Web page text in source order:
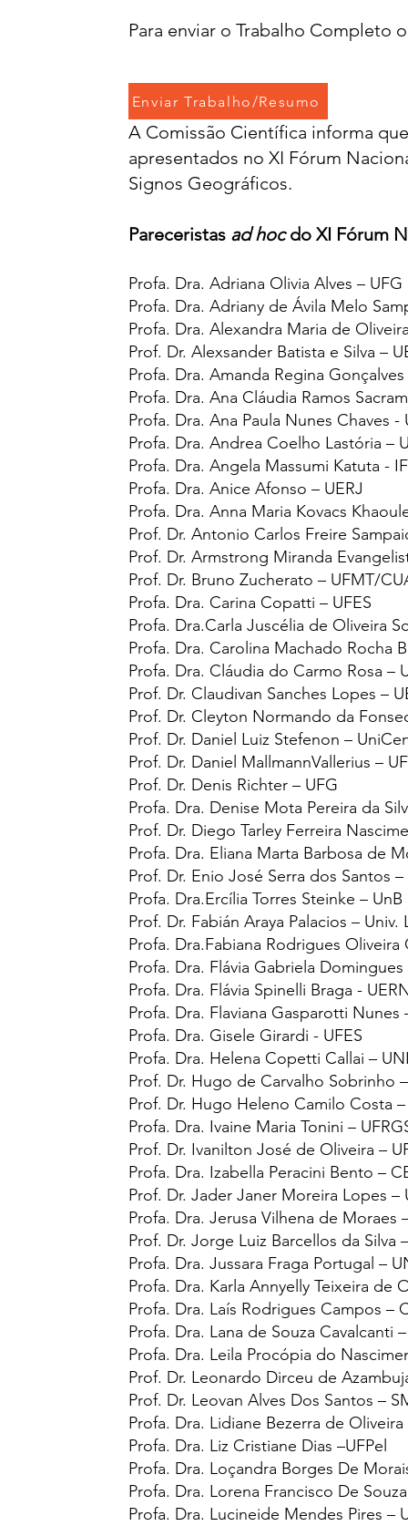
Para enviar o Trabalho Completo
A Comissão Científica informa
apresentados no XI Fórum
Signos Geográficos.
Pareceristas ad hocdo XI Fórum
Profa. Dra. Adriana Olivia Alves – UFG
Profa. Dra. Adriany de Ávila Melo
Profa. Dra. Alexandra Maria de
Prof. Dr. Alexsander Batista e Silva –
Profa. Dra. Amanda Regina
Profa. Dra. Ana Cláudia Ramos
Profa. Dra. Ana Paula Nunes Chaves -
Profa. Dra. Andrea Coelho Lastória –
Profa. Dra. Angela Massumi Katuta -
Profa. Dra. Anice Afonso – UERJ
Profa. Dra. Anna Maria Kovacs
Prof. Dr. Antonio Carlos Freire
Prof. Dr. Armstrong Miranda
Prof. Dr. Bruno Zucherato – UFMT/
Profa. Dra. Carina Copatti – UFES
Profa. Dra.Carla Juscélia de Oliveira
Profa. Dra. Carolina Machado Rocha
Profa. Dra. Cláudia do Carmo Rosa –
Prof. Dr. Claudivan Sanches Lopes –
Prof. Dr. Cleyton Normando da
Prof. Dr. Daniel Luiz Stefenon –
Prof. Dr. Daniel MallmannVallerius –
Prof. Dr. Denis Richter – UFG
Profa. Dra. Denise Mota Pereira da
Prof. Dr. Diego Tarley Ferreira
Profa. Dra. Eliana Marta Barbosa de
Prof. Dr. Enio José Serra dos Santos –
Profa. Dra.Ercília Torres Steinke – UnB
Prof. Dr. Fabián Araya Palacios – Univ.
Profa. Dra.Fabiana Rodrigues Oliveira
Profa. Dra. Flávia Gabriela Domingues
Profa. Dra. Flávia Spinelli Braga -
Profa. Dra. Flaviana Gasparotti Nunes
Profa. Dra. Gisele Girardi - UFES
Profa. Dra. Helena Copetti Callai –
Prof. Dr. Hugo de Carvalho Sobrinho
Prof. Dr. Hugo Heleno Camilo Costa
Profa. Dra. Ivaine Maria Tonini –
Prof. Dr. Ivanilton José de Oliveira –
Profa. Dra. Izabella Peracini Bento –
Prof. Dr. Jader Janer Moreira Lopes –
Profa. Dra. Jerusa Vilhena de Moraes
Prof. Dr. Jorge Luiz Barcellos da Silva
Profa. Dra. Jussara Fraga Portugal –
Profa. Dra. Karla Annyelly Teixeira de
Profa. Dra. Laís Rodrigues Campos –
Profa. Dra. Lana de Souza Cavalcanti
Profa. Dra. Leila Procópia do
Prof. Dr. Leonardo Dirceu de
Prof. Dr. Leovan Alves Dos Santos –
Profa. Dra. Lidiane Bezerra de Oliveira
Profa. Dra. Liz Cristiane Dias –UFPel
Profa. Dra. Loçandra Borges De
Profa. Dra. Lorena Francisco De
Profa. Dra. Lucineide Mendes Pires –
Enviar Trabalho/Resumo